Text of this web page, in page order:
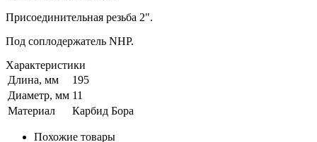
Присоединительная резьба 2".
Под соплодержатель NHP.
Характеристики
Длина, мм
195
Диаметр, мм 11
Материал
Карбид Бора
Похожие товары